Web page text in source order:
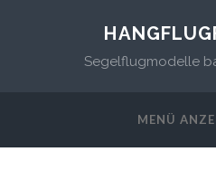
Segelflugmodelle
MENÜ